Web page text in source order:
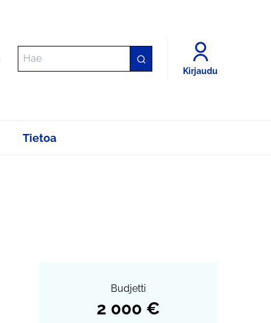
Kirjaudu
Tietoa
Budjetti
2 000 €